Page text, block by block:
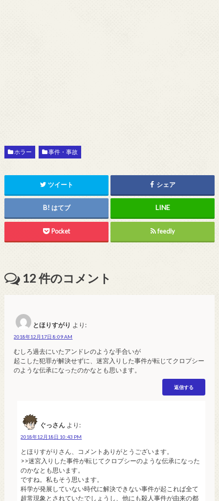
ホラー 事件・事故
ツイート シェア
はてブ
Pocket feedly
12件のコメント
とほりすがり より:
2018年12月17日 8:09 AM
むしろ過去にいたアンドレのような手合いが
起こした犯罪が解決せずに、迷宮入りした事件が転じてクロプシー
のような伝承になったのかなとも思います。
返信する
ぐっさん より:
2018年12月18日 10:43 PM
とほりすがりさん、コメントありがとうございます。
>>迷宮入りした事件が転じてクロプシーのような伝承になった
のかなとも思います。
ですね。私もそう思います。
科学が発展していない時代に解決できない事件が起これば全て
超常現象とされていたでしょうし、他にも殺人事件が由来の都